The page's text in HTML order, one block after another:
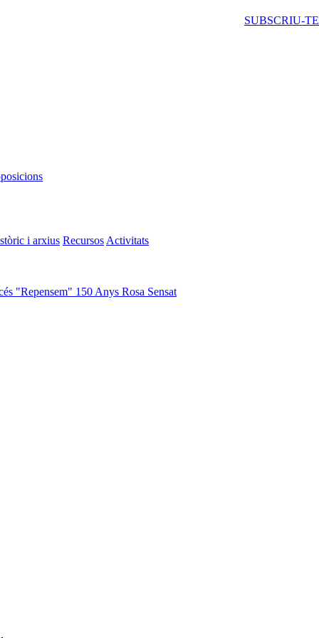
i arxius Recursos Activitats
"Repensem" 150 Anys Rosa Sensat
SUBSCRIU-TE